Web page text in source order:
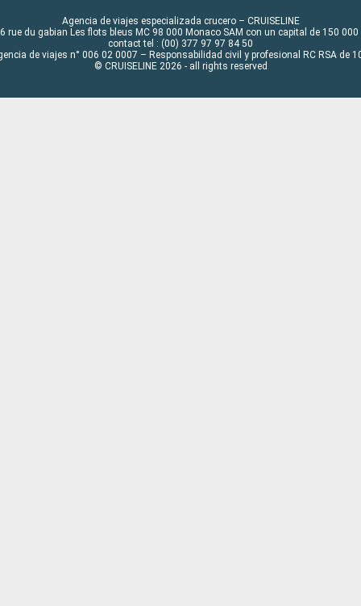
Agencia de viajes especializada crucero – CRUISELINE
rue du gabian Les flots bleus MC 98 000 Monaco SAM con un capital de 150 000
contact tel : (00) 377 97 97 84 50
de viajes n° 006 02 0007 – Responsabilidad civil y profesional RC RSA de
© CRUISELINE 2026 - all rights reserved